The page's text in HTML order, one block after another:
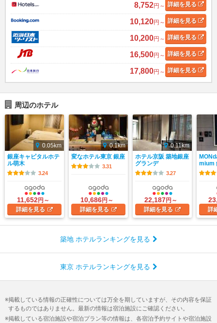
8,752円～ 詳細を見る
10,120円～ 詳細を見る
10,200円～ 詳細を見る
16,500円～ 詳細を見る
17,800円～ 詳細を見る
周辺のホテル
0.05km
銀座キャピタルホテ
ル萌木
3.24
11,652円～
詳細を見る
0.1km
変なホテル東京 銀座
3.31
10,686円～
詳細を見る
0.11km
ホテル京阪 築地銀座
グランデ
3.27
22,187円～
詳細を見る
mium
詳
築地 ホテルランキングを見る
東京 ホテルランキングを見る
掲載している情報の正確性については万全を期していますが、その内容を保証
するものではありません。最新の情報は宿泊施設にご確認ください。
掲載している宿泊施設や宿泊プラン等の情報は、各宿泊予約サイトや宿泊施設